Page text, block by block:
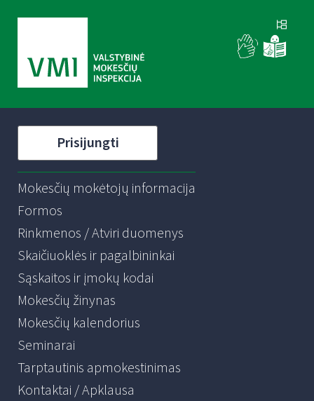
Prisijungti
Mokesčių mokėtojų informacija
Formos
Rinkmenos / Atviri duomenys
Skaičiuoklės ir pagalbininkai
Sąskaitos ir įmokų kodai
Mokesčių žinynas
Mokesčių kalendorius
Seminarai
Tarptautinis apmokestinimas
Kontaktai / Apklausa